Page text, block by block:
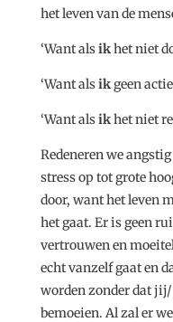
het leven van de
‘Want alsikhet niet
‘Want alsikgeen
‘Want alsikhet niet
Redeneren we
stress op tot grote
door, want het leven
het gaat. Er is geen
vertrouwen en
echt vanzelf gaat en
worden zonder dat
bemoeien. Al zal er